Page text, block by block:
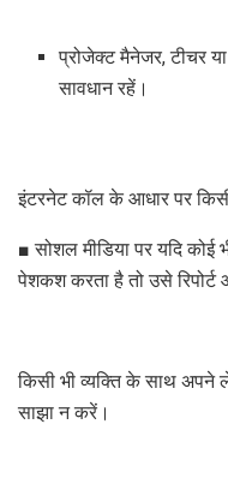
प्रोजेक्ट मैनेजर, टीचर
सावधान रहें।
इंटरनेट कॉल के आधार पर
■ सोशल मीडिया पर यदि
पेशकश करता है तो उसे
किसी भी व्यक्ति के साथ अपने
साझा न करें।